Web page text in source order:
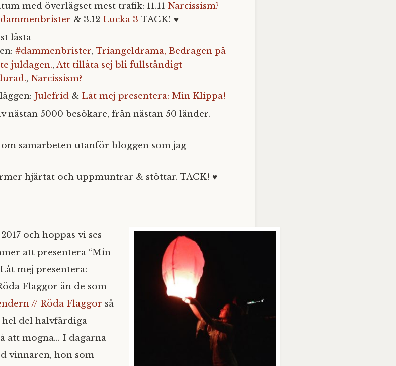
med överlägset mest trafik: 11.11 Narcissism?
& 3.12 Lucka 3 TACK! ♥
lästa
#dammenbrister, Triangeldrama, Bedragen på
juldagen., Att tillåta sej bli fullständigt
, Narcissism?
Julefrid & Låt mej presentera: Min Klippa!
nästan 5000 besökare, från nästan 50 länder.
samarbeten utanför bloggen som jag
hjärtat och uppmuntrar & stöttar. TACK! ♥
och hoppas vi ses
att presentera “Min
mej presentera:
Flaggor än de som
// Röda Flaggor så
del halvfärdiga
att mogna… I dagarna
vinnaren, hon som